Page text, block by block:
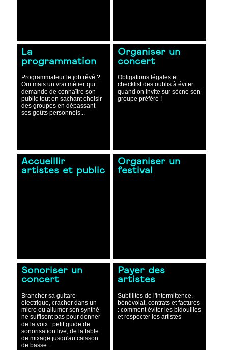
La
programmation
Programmateur le job rêvé ?
Oui mais un vrai métier qui
demande de connaître son
public tout en sachant choisir
des groupes en dépassant
ses goûts personnels...
Organiser un
concert
Obligations légales et
checklist des oublis à éviter
quand on invite sur sècne son
groupe préféré !
Accueillir
artistes et public
Organiser un
festival
Sonoriser un
concert
Brancher sa guitare
électrique, cracher dans un
micro ou allumer son synthé
ne suffisent pas pour donner
de la voix : petit guide de
sonorisation live, de la table
de mixage jusqu'au caisson
de basse...
Payer des
artistes
Subtilités de l'intermittence,
bénévolat, contrats et factures
: comment éviter les bidouilles
et respecter les artistes